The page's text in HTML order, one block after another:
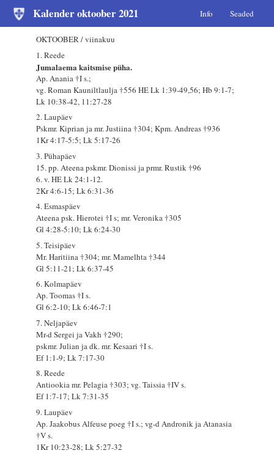
Kalender oktoober 2021 Info Seaded
OKTOOBER / viinakuu
1. Reede
Jumalaema kaitsmise püha.
Ap. Anania †I s.;
vg. Roman Kauniltlaulja †556 HE Lk 1:39-49,56; Hb 9:1-7;
Lk 10:38-42, 11:27-28
2. Laupäev
Pskmr. Kiprian ja mr. Justiina †304; Kpm. Andreas †936
1Kr 4:17-5:5; Lk 5:17-26
3. Pühapäev
15. pp. Ateena pskmr. Dionissi ja prmr. Rustik †96
6. v. HE Lk 24:1-12.
2Kr 4:6-15; Lk 6:31-36
4. Esmaspäev
Ateena psk. Hierotei †I s; mr. Veronika †305
Gl 4:28-5:10; Lk 6:24-30
5. Teisipäev
Mr. Haritiina †304; mr. Mamelhta †344
Gl 5:11-21; Lk 6:37-45
6. Kolmapäev
Ap. Toomas †I s.
Gl 6:2-10; Lk 6:46-7:1
7. Neljapäev
Mr-d Sergei ja Vakh †290;
pskmr. Julian ja dk. mr. Kesaari †I s.
Ef 1:1-9; Lk 7:17-30
8. Reede
Antiookia mr. Pelagia †303; vg. Taissia †IV s.
Ef 1:7-17; Lk 7:31-35
9. Laupäev
Ap. Jaakobus Alfeuse poeg †I s.; vg-d Andronik ja Atanasia
†V s.
1Kr 10:23-28; Lk 5:27-32